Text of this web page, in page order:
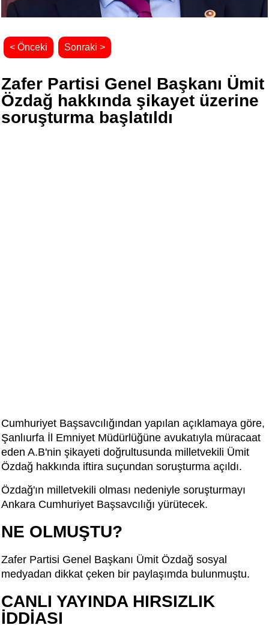
< Önceki Sonraki >
Zafer Partisi Genel Başkanı Ümit
Özdağ hakkında şikayet üzerine
soruşturma başlatıldı
Cumhuriyet Başsavcılığından yapılan açıklamaya göre,
Şanlıurfa İl Emniyet Müdürlüğüne avukatıyla müracaat
eden A.B'nin şikayeti doğrultusunda milletvekili Ümit
Özdağ hakkında iftira suçundan soruşturma açıldı.
Özdağ'ın milletvekili olması nedeniyle soruşturmayı
Ankara Cumhuriyet Başsavcılığı yürütecek.
NE OLMUŞTU?
Zafer Partisi Genel Başkanı Ümit Özdağ sosyal
medyadan dikkat çeken bir paylaşımda bulunmuştu.
CANLI YAYINDA HIRSIZLIK
İDDİASI